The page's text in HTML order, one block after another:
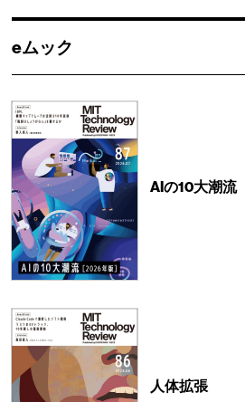
eムック
AIの10大潮流
人体拡張